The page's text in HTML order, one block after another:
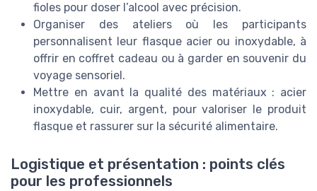
fioles pour doser l’alcool avec précision.
Organiser des ateliers où les participants
personnalisent leur flasque acier ou inoxydable, à
offrir en coffret cadeau ou à garder en souvenir du
voyage sensoriel.
Mettre en avant la qualité des matériaux : acier
inoxydable, cuir, argent, pour valoriser le produit
flasque et rassurer sur la sécurité alimentaire.
Logistique et présentation : points clés
pour les professionnels